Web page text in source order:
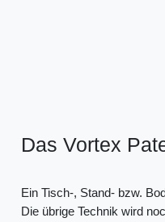
Das Vortex
Ein Tisch-, Stand- bzw.
Die übrige Technik wird